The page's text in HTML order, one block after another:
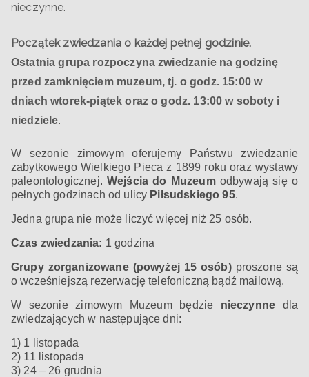
nieczynne.
Początek zwiedzania o każdej pełnej godzinie.
Ostatnia grupa rozpoczyna zwiedzanie na godzinę
przed zamknięciem muzeum, tj. o godz. 15:00 w
dniach wtorek-piątek oraz o godz. 13:00 w soboty i
niedziele.
W sezonie zimowym oferujemy Państwu zwiedzanie
zabytkowego Wielkiego Pieca z 1899 roku oraz wystawy
paleontologicznej.Wejścia do Muzeumodbywają się o
pełnych godzinach od ulicy Piłsudskiego 95.
Jedna grupa nie może liczyć więcej niż 25 osób.
Czas zwiedzania: 1 godzina
Grupy zorganizowane (powyżej 15 osób)proszone są
o wcześniejszą rezerwację telefoniczną bądź mailową.
W sezonie zimowym Muzeum będzie nieczynne dla
zwiedzających w następujące dni:
1) 1 listopada
2) 11 listopada
3) 24 – 26 grudnia